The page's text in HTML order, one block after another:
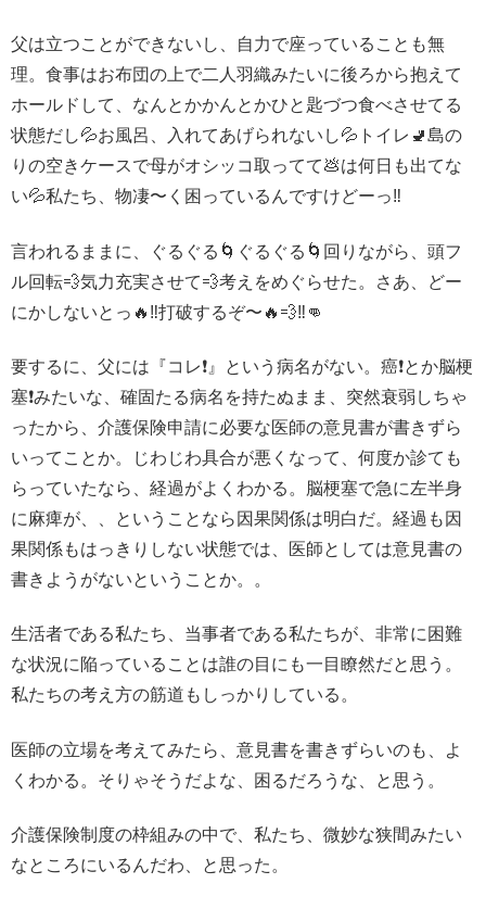
父は立つことができないし、自力で座っていることも無
理。食事はお布団の上で二人羽織みたいに後ろから抱えて
ホールドして、なんとかかんとかひと匙づつ食べさせてる
状態だし💦お風呂、入れてあげられないし💦トイレ🚽島の
りの空きケースで母がオシッコ取ってて💩は何日も出てな
い💦私たち、物凄〜く困っているんですけどーっ‼️
言われるままに、ぐるぐる🌀ぐるぐる🌀回りながら、頭フ
ル回転💨気力充実させて💨考えをめぐらせた。さあ、どー
にかしないとっ🔥‼️打破するぞ〜🔥💨‼️👊
要するに、父には『コレ❗️』という病名がない。癌❗️とか脳梗
塞❗️みたいな、確固たる病名を持たぬまま、突然衰弱しちゃ
ったから、介護保険申請に必要な医師の意見書が書きずら
いってことか。じわじわ具合が悪くなって、何度か診ても
らっていたなら、経過がよくわかる。脳梗塞で急に左半身
に麻痺が、、ということなら因果関係は明白だ。経過も因
果関係もはっきりしない状態では、医師としては意見書の
書きようがないということか。。
生活者である私たち、当事者である私たちが、非常に困難
な状況に陥っていることは誰の目にも一目瞭然だと思う。
私たちの考え方の筋道もしっかりしている。
医師の立場を考えてみたら、意見書を書きずらいのも、よ
くわかる。そりゃそうだよな、困るだろうな、と思う。
介護保険制度の枠組みの中で、私たち、微妙な狭間みたい
なところにいるんだわ、と思った。